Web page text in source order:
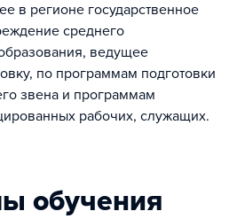
в регионе государственное
среднего
ведущее
по программам подготовки
звена и программам
рабочих, служащих.
обучения